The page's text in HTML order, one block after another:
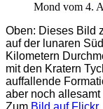
Mond vom 4.
Oben: Dieses Bild
auf der lunaren
Kilometern
mit den Kratern
auffallende
aber noch